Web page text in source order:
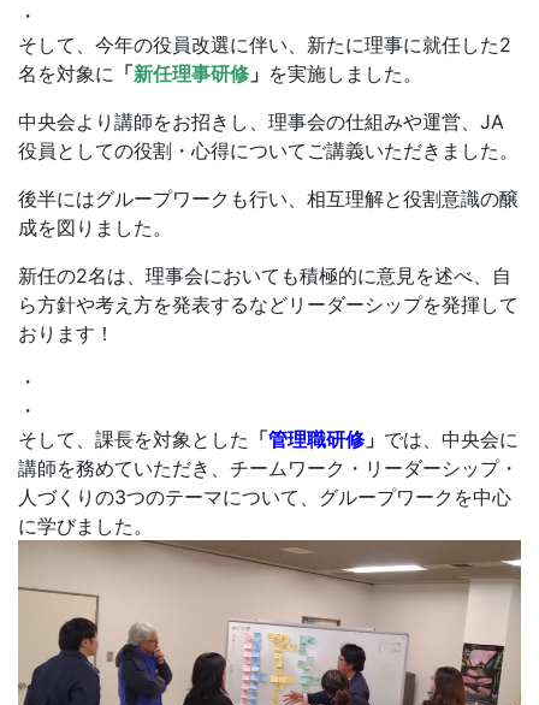
・
そして、今年の役員改選に伴い、新たに理事に就任した2
名を対象に 「新任理事研修 」 を実施しました。
中央会より講師をお招きし、理事会の仕組みや運営、JA
役員としての役割・心得についてご講義いただきました。
後半にはグループワークも行い、相互理解と役割意識の醸
成を図りました。
新任の2名は、理事会においても積極的に意見を述べ、自
ら方針や考え方を発表するなどリーダーシップを発揮して
おります！
・
・
そして、課長を対象とした 「管理職研修 」 では、中央会に
講師を務めていただき、チームワーク・リーダーシップ・
人づくりの3つのテーマについて、グループワークを中心
に学びました。